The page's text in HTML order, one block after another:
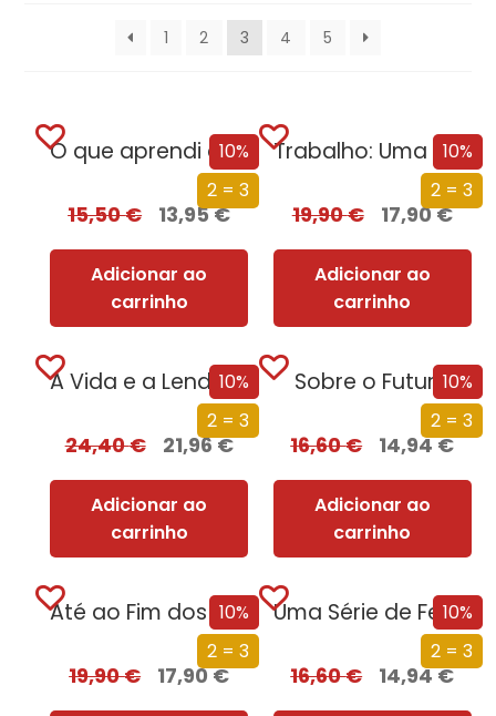
1 2 3 4 5
10%
2 = 3
O que aprendi em Auschwitz: 12 lições para mudar a sua vida
15,50€ 13,95€
Adicionar ao
carrinho
10%
2 = 3
Trabalho: Uma História de Como Utilizamos o Nosso Tempo
19,90€ 17,90€
Adicionar ao
carrinho
10%
2 = 3
A Vida e a Lenda do Sultão Saladino
24,40€ 21,96€
Adicionar ao
carrinho
10%
2 = 3
Sobre o Futuro
16,60€ 14,94€
Adicionar ao
carrinho
10%
2 = 3
Até ao Fim dos Tempos
19,90€ 17,90€
10%
2 = 3
Uma Série de Felizes Coincidências
16,60€ 14,94€